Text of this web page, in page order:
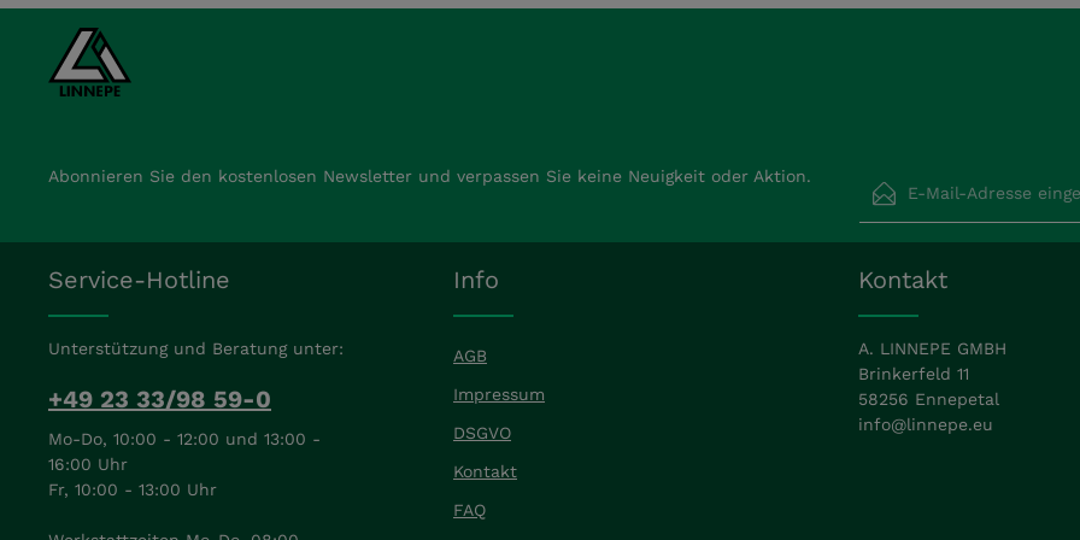
Abonnieren Sie den kostenlosen Newsletter und verpassen Sie keine Neuigkeit oder Aktion.
Datenschutz
Ich habe die
Pflichtfelder.
Service-Hotline
Unterstützung und Beratung unter:
+49 23 33/98 59-0
Mo-Do, 10:00 - 12:00 und 13:00 -
16:00 Uhr
Fr, 10:00 - 13:00 Uhr
Info
AGB
Impressum
DSGVO
Kontakt
FAQ
Kontakt
A. LINNEPE GMBH
Brinkerfeld 11
58256 Ennepetal
info@linnepe.eu